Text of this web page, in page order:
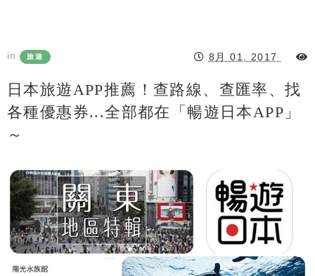
in 旅遊 8月 01, 2017
日本旅遊APP推薦！查路線、查匯率、找
各種優惠券...全部都在「暢遊日本APP」
～